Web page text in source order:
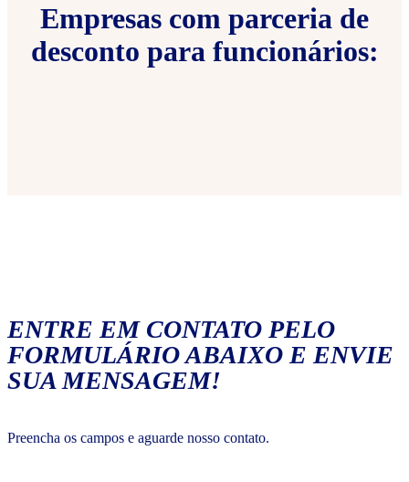
Empresas com parceria de
desconto para funcionários:
ENTRE EM CONTATO PELO
FORMULÁRIO ABAIXO E ENVIE
SUA MENSAGEM!
Preencha os campos e aguarde nosso contato.